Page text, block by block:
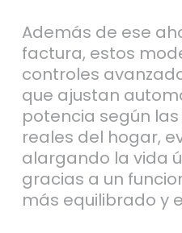
Además de ese
factura, estos
controles
que ajustan
potencia según
reales del hogar,
alargando la vida
gracias a un
más equilibrado y